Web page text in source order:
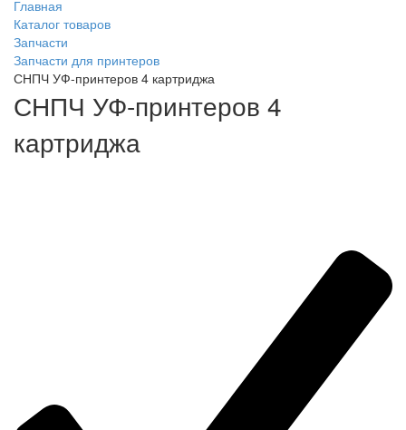
Главная
Каталог товаров
Запчасти
Запчасти для принтеров
СНПЧ УФ-принтеров 4 картриджа
СНПЧ УФ-принтеров 4
картриджа